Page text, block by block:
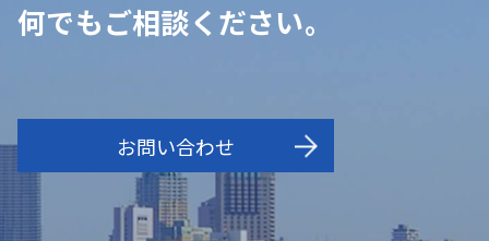
何でもご相談ください。
お問い合わせ